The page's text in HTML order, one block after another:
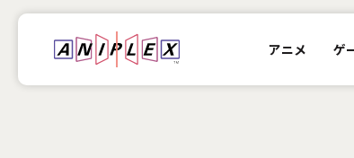
アニメ ゲ